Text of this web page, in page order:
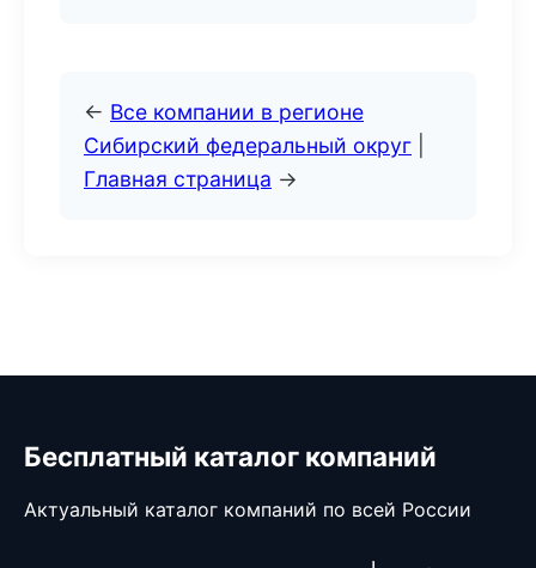
← Все компании в регионе
Сибирский федеральный округ
Главная страница →
Бесплатный каталог компаний
Актуальный каталог компаний по всей России